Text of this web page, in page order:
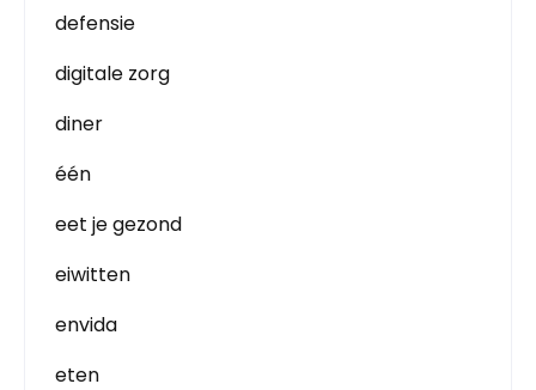
defensie
digitale zorg
diner
één
eet je gezond
eiwitten
envida
eten